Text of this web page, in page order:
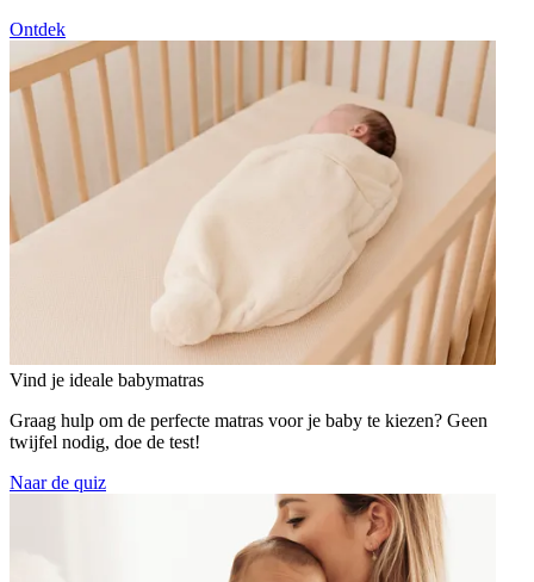
Ontdek
Vind je ideale babymatras
Graag hulp om de perfecte matras voor je baby te kiezen? Geen
twijfel nodig, doe de test!
Naar de quiz